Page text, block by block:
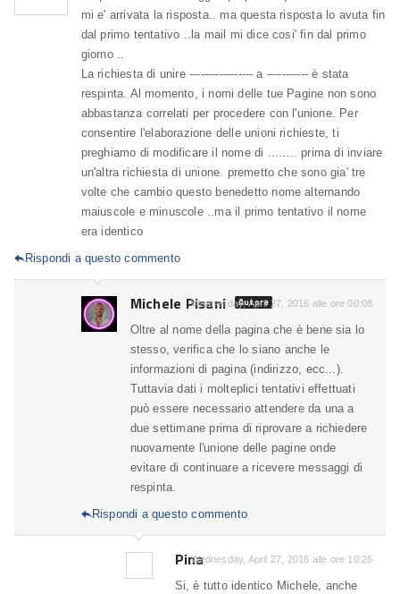
mi e' arrivata la risposta.. ma questa risposta lo avuta fin
dal primo tentativo ..la mail mi dice cosi' fin dal primo
giorno ..
La richiesta di unire ----------------- a ----------- è stata
respinta. Al momento, i nomi delle tue Pagine non sono
abbastanza correlati per procedere con l'unione. Per
consentire l'elaborazione delle unioni richieste, ti
preghiamo di modificare il nome di ........ prima di inviare
un'altra richiesta di unione. premetto che sono gia' tre
volte che cambio questo benedetto nome alternando
maiuscole e minuscole ..ma il primo tentativo il nome
era identico
Rispondi a questo commento
Michele Pisani Autore
Wednesday, April 27, 2016 alle ore 00:08
Oltre al nome della pagina che è bene sia lo
stesso, verifica che lo siano anche le
informazioni di pagina (indirizzo, ecc...).
Tuttavia dati i molteplici tentativi effettuati
può essere necessario attendere da una a
due settimane prima di riprovare a richiedere
nuovamente l'unione delle pagine onde
evitare di continuare a ricevere messaggi di
respinta.
Rispondi a questo commento
PinaWednesday, April 27, 2016 alle ore 10:26
Si, è tutto identico Michele, anche